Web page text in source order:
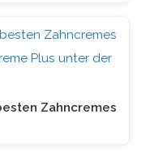
Zahncremes